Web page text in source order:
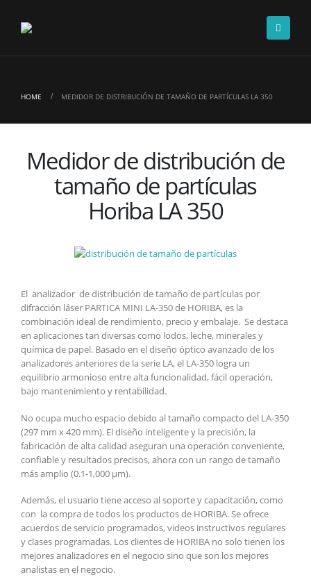
HOME MEDIDOR DE DISTRIBUCIÓN DE TAMAÑO DE PARTÍCULAS LA 350
Medidor de distribución de
tamaño de partículas
Horiba LA 350
El analizador de distribución de tamaño de partículas por
difracción láser PARTICA MINI LA-350 de HORIBA, es la
combinación ideal de rendimiento, precio y embalaje. Se destaca
en aplicaciones tan diversas como lodos, leche, minerales y
química de papel. Basado en el diseño óptico avanzado de los
analizadores anteriores de la serie LA, el LA-350 logra un
equilibrio armonioso entre alta funcionalidad, fácil operación,
bajo mantenimiento y rentabilidad.
No ocupa mucho espacio debido al tamaño compacto del LA-350
(297 mm x 420 mm). El diseño inteligente y la precisión, la
fabricación de alta calidad aseguran una operación conveniente,
confiable y resultados precisos, ahora con un rango de tamaño
más amplio (0.1-1,000 µm).
Además, el usuario tiene acceso al soporte y capacitación, como
con la compra de todos los productos de HORIBA. Se ofrece
acuerdos de servicio programados, videos instructivos regulares
y clases programadas. Los clientes de HORIBA no solo tienen los
mejores analizadores en el negocio sino que son los mejores
analistas en el negocio.